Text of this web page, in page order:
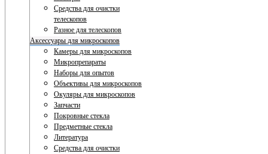
Средства для очистки
телескопов
Разное для телескопов
Аксессуары для микроскопов
Камеры для микроскопов
Микропрепараты
Наборы для опытов
Объективы для микроскопов
Окуляры для микроскопов
Запчасти
Покровные стекла
Предметные стекла
Литература
Средства для очистки